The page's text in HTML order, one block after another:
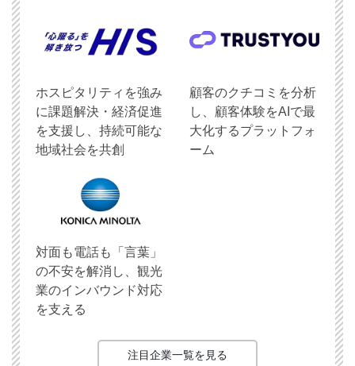
ホスピタリティを強み
に課題解決・経済促進
を支援し、持続可能な
地域社会を共創
顧客のクチコミを分析
し、顧客体験をAIで最
大化するプラットフォ
ーム
対面も電話も「言葉」
の不安を解消し、観光
業のインバウンド対応
を支える
注目企業一覧を見る